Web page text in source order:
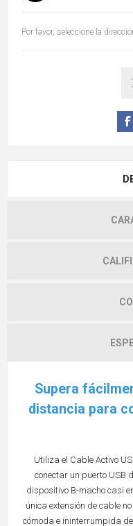
Por favor, seleccione la
Supera
distancia para
Utiliza el Cable Activo
conectar un puerto USB
dispositivo B-macho casi
única extensión de cable
cómoda e ininterrumpida